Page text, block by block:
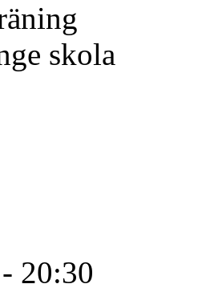
skola
20:30